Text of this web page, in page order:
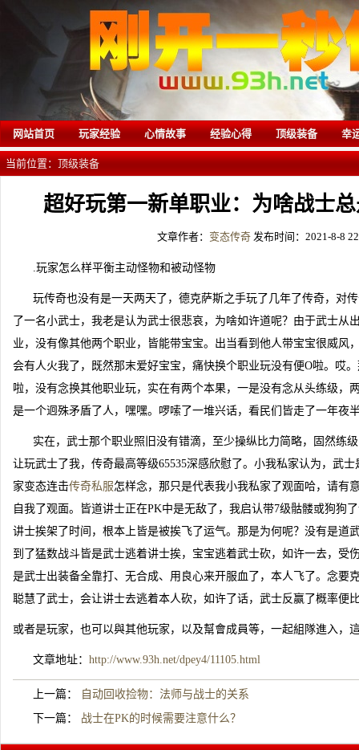
网站首页 玩家经验 心情故事 经验心得 顶级装备 幸
当前位置： 顶级装备
超好玩第一新单职业：为啥战士
文章作者： 变态传奇 发布时间：2021-8-8
.玩家怎么样平衡主动怪物和被动怪物
玩传奇也没有是一天两天了，德克萨斯之手玩了几年了传奇，对
了一名小武士，我老是认为武士很悲哀，为啥如许道呢？由于武士从
业，没有像其他两个职业，皆能带宝宝。出当看到他人带宝宝很威风
会有人火我了，既然那末爱好宝宝，痛快换个职业玩没有便O啦。哎
啦，没有念换其他职业玩，实在有两个本果，一是没有念从头练级，
是一个迥殊矛盾了人，嘿嘿。啰嗦了一堆兴话，看民们皆走了一年夜
实在，武士那个职业照旧没有错滴，至少操纵比力简略，固然练
让玩武士了我，传奇最高等级65535深感欣慰了。小我私家认为，武
家变态连击传奇私服怎样念，那只是代表我小我私家了观面哈，请有
自我了观面。皆道讲士正在PK中是无敌了，我启认带7级骷髅或狗狗
讲士挨架了时间，根本上皆是被挨飞了运气。那是为何呢？没有是道
到了猛数战斗皆是武士逃着讲士挨，宝宝逃着武士砍，如许一去，受
是武士出装备全靠打、无合成、用良心来开服血了，本人飞了。念要
聪慧了武士，会让讲士去逃着本人砍，如许了话，武士反赢了概率便
或者是玩家，也可以與其他玩家，以及幫會成員等，一起組隊進入，
文章地址： http://www.93h.net/dpey4/11105.html
上一篇：
自动回收捡物：法师与战士的关系
下一篇： 战士在PK的时候需要注意什么？